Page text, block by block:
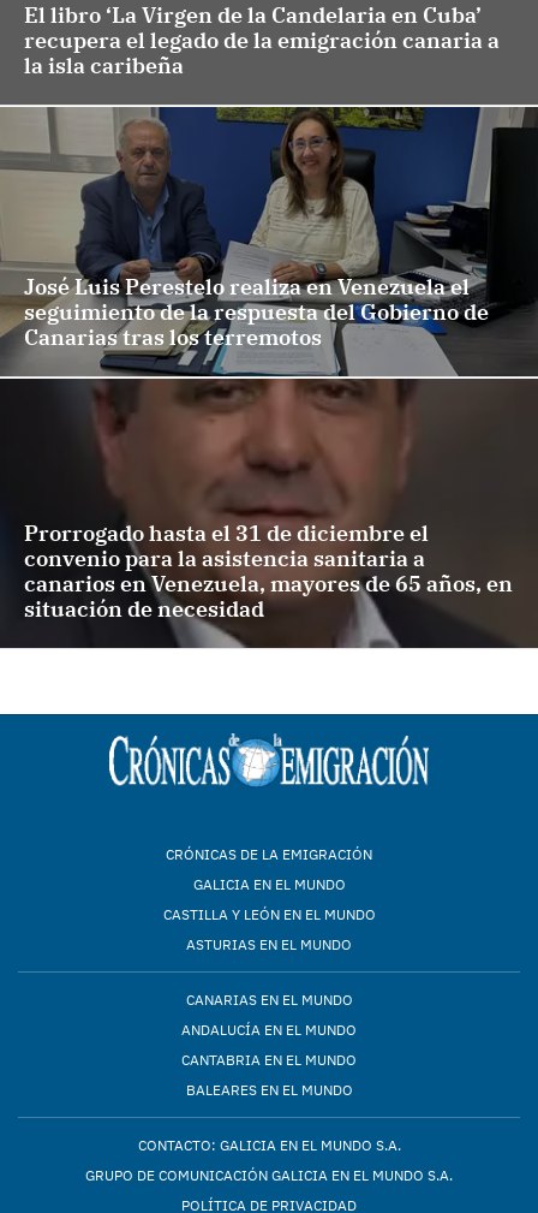
El libro ‘La Virgen de la Candelaria en Cuba’
recupera el legado de la emigración canaria a
la isla caribeña
José Luis Perestelo realiza en Venezuela el
seguimiento de la respuesta del Gobierno de
Canarias tras los terremotos
Prorrogado hasta el 31 de diciembre el
convenio para la asistencia sanitaria a
canarios en Venezuela, mayores de 65 años, en
situación de necesidad
CRÓNICAS DE LA EMIGRACIÓN
GALICIA EN EL MUNDO
CASTILLA Y LEÓN EN EL MUNDO
ASTURIAS EN EL MUNDO
CANARIAS EN EL MUNDO
ANDALUCÍA EN EL MUNDO
CANTABRIA EN EL MUNDO
BALEARES EN EL MUNDO
CONTACTO: GALICIA EN EL MUNDO S.A.
GRUPO DE COMUNICACIÓN GALICIA EN EL MUNDO S.A.
POLÍTICA DE PRIVACIDAD